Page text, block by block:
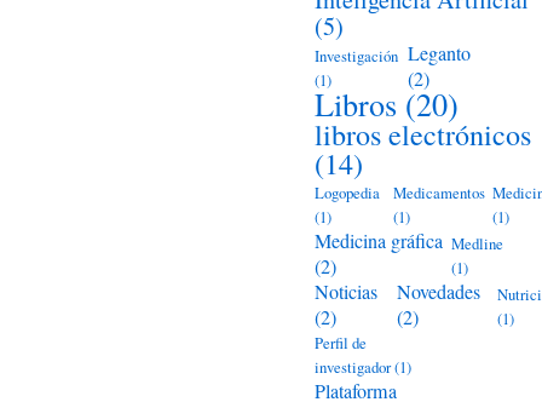
(5)
Investigación
(1)
Leganto
(2)
Libros (20)
libros electrónicos
(14)
Logopedia
(1)
Medicamentos
(1)
(1)
Medicina gráfica
(2)
Medline
(1)
Noticias
(2)
Novedades
(2)
(1)
Perfil de
investigador(1)
Plataforma